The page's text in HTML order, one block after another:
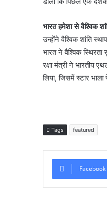
भारत हमेशा से वैश्विक
उन्होंने वैश्विक शांति
भारत ने वैश्विक स्थिरता
रक्षा मंत्री ने भारतीय
लिया, जिसमें स्टार
Tags featured
Facebook